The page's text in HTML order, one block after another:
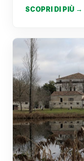
SCOPRI DI PIÙ →